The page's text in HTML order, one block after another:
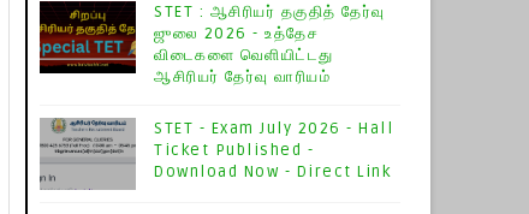
STET : ஆசிரியர் தகுதித் தேர்வு
ஜுலை 2026 - உத்தேச
விடைகளை வெளியிட்டது
ஆசிரியர் தேர்வு வாரியம்
STET - Exam July 2026 - Hall
Ticket Published -
Download Now - Direct Link